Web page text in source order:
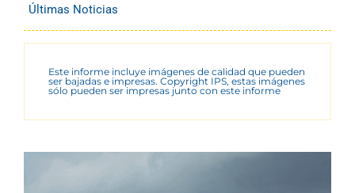
Últimas Noticias
Este informe incluye imágenes de calidad que pueden
ser bajadas e impresas. Copyright IPS, estas imágenes
sólo pueden ser impresas junto con este informe